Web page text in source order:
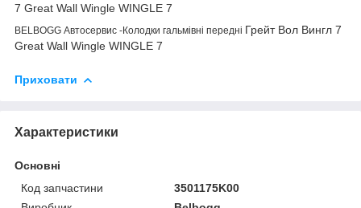
7 Great Wall Wingle WINGLE 7
BELBOGG Автосервис -Колодки гальмівні передні Грейт Вол Вингл 7
Great Wall Wingle WINGLE 7
Приховати
Характеристики
Основні
Код запчастини
3501175K00